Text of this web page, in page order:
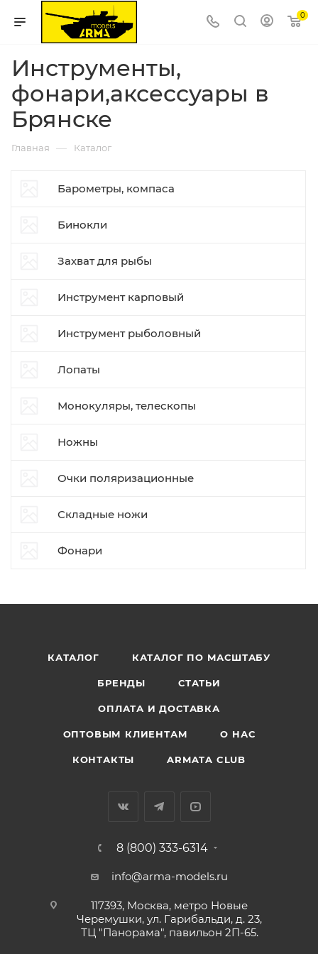
0
Инструменты,
фонари,аксессуары в
Брянске
Главная — Каталог
Барометры, компаса
Бинокли
Захват для рыбы
Инструмент карповый
Инструмент рыболовный
Лопаты
Монокуляры, телескопы
Ножны
Очки поляризационные
Складные ножи
Фонари
КАТАЛОГ КАТАЛОГ ПО МАСШТАБУ
БРЕНДЫ СТАТЬИ
ОПЛАТА И ДОСТАВКА
ОПТОВЫМ КЛИЕНТАМ О НАС
КОНТАКТЫ ARMATA CLUB
8 (800) 333-6314
info@arma-models.ru
117393, Москва, метро Новые
Черемушки, ул. Гарибальди, д. 23,
ТЦ "Панорама", павильон 2П-65.